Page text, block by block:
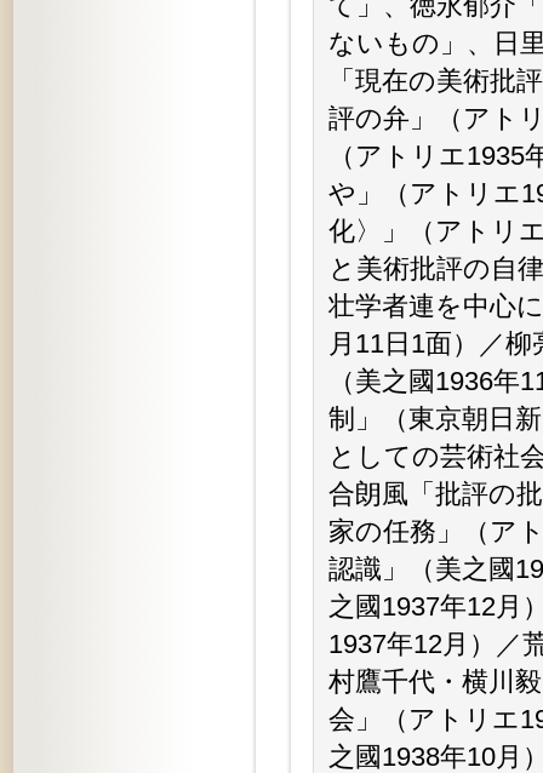
ないもの」、日
「現在の美術批
評の弁」（アト
（アトリエ
や」（アトリエ
化〉」（アトリ
と美術批評の自
壮学者連を中心
月11日1面）／
（美之國1936年
制」（東京朝日
としての芸術社
合朗風「批評の
家の任務」（ア
認識」（美之國
之國1937年12月
1937年12月）／
村鷹千代・横川
会」（アトリエ
之國1938年10月